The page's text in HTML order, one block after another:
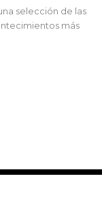
selección de las
más